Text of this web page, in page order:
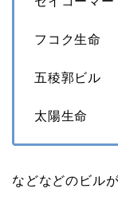
フコク生命
五稜郭ビル
太陽生命
などなどのビルが